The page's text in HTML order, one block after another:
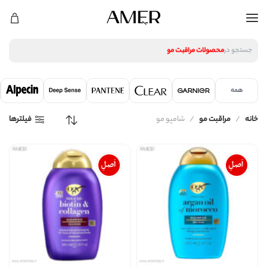
جستجو درمحصولات مراقبت مو
لوازم آرایشی
محصولات پوستی
محصولات مراقبت مو
عطر و ادکلن
همه
خانه مراقبت مو شامپو مو فیلترها